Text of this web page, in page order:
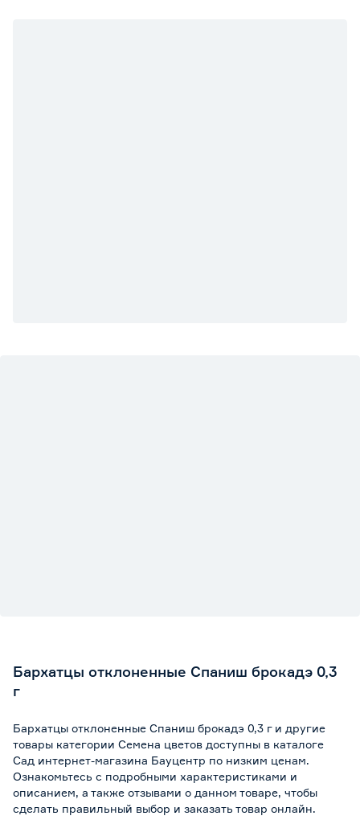
Бархатцы отклоненные Спаниш брокадэ 0,3
г
Бархатцы отклоненные Спаниш брокадэ 0,3 г и другие
товары категории Семена цветов доступны в каталоге
Сад интернет-магазина Бауцентр по низким ценам.
Ознакомьтесь с подробными характеристиками и
описанием, а также отзывами о данном товаре, чтобы
сделать правильный выбор и заказать товар онлайн.